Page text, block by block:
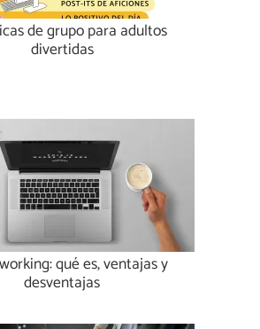
de grupo para adultos
divertidas
qué es, ventajas y
desventajas